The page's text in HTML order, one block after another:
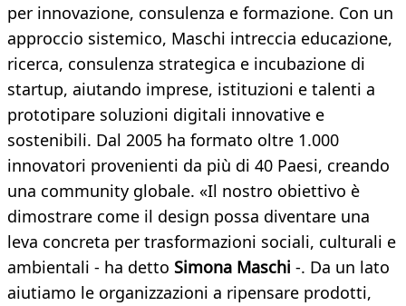
per innovazione, consulenza e formazione. Con un
approccio sistemico, Maschi intreccia educazione,
ricerca, consulenza strategica e incubazione di
startup, aiutando imprese, istituzioni e talenti a
prototipare soluzioni digitali innovative e
sostenibili. Dal 2005 ha formato oltre 1.000
innovatori provenienti da più di 40 Paesi, creando
una community globale. «Il nostro obiettivo è
dimostrare come il design possa diventare una
leva concreta per trasformazioni sociali, culturali e
ambientali - ha detto Simona Maschi -. Da un lato
aiutiamo le organizzazioni a ripensare prodotti,